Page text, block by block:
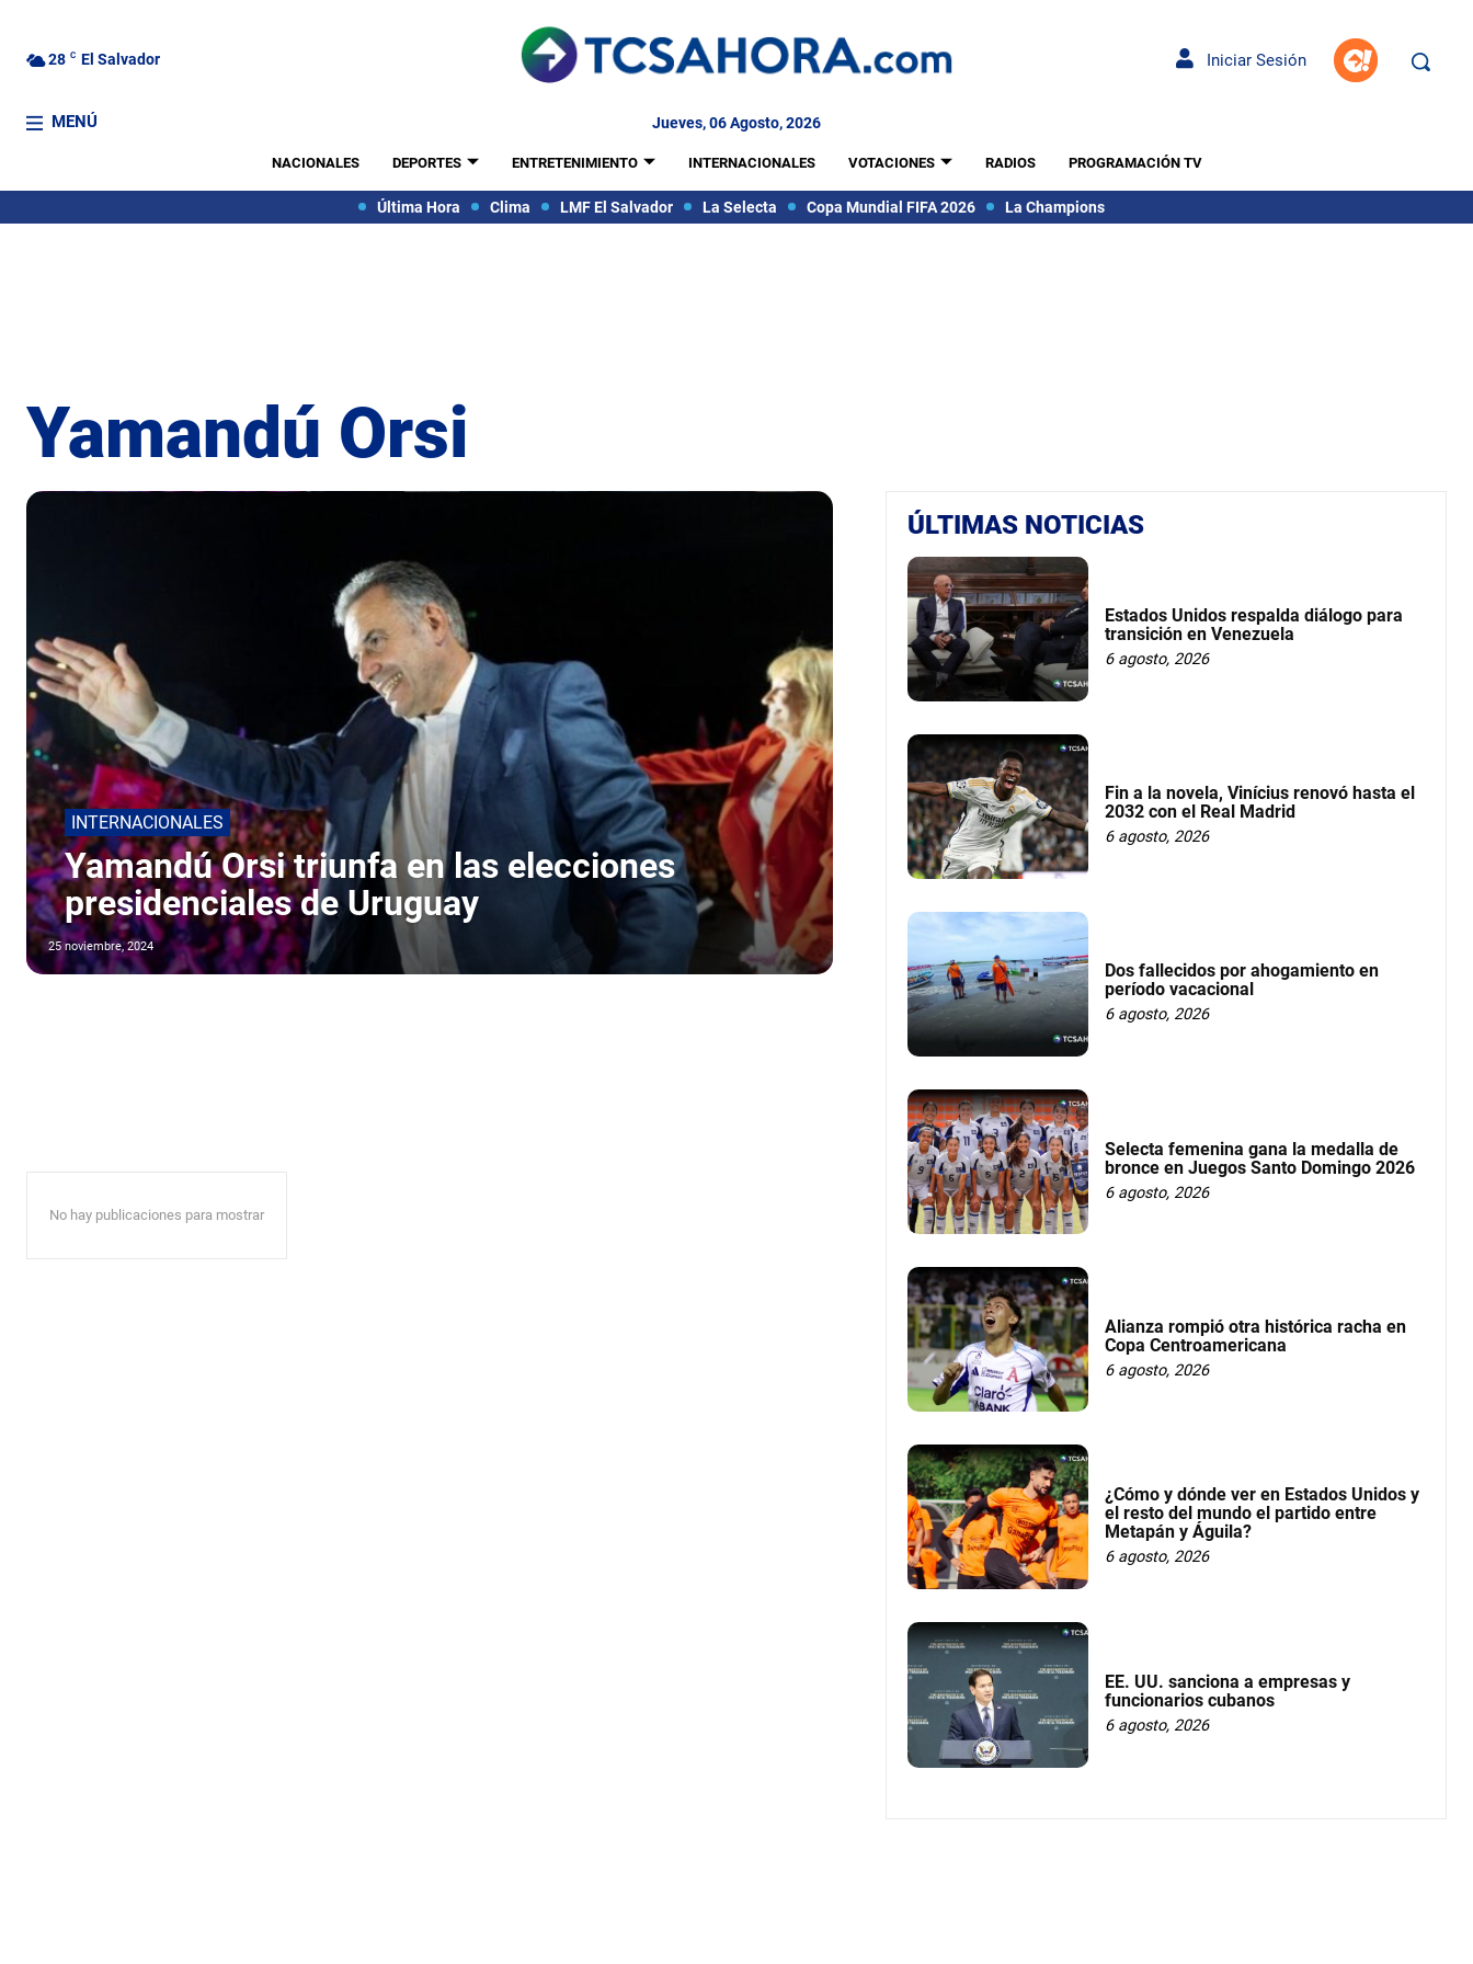
28 C El Salvador Iniciar Sesión
MENÚ Jueves, 06 Agosto, 2026
NACIONALES DEPORTES ENTRETENIMIENTO INTERNACIONALES VOTACIONES RADIOS PROGRAMACIÓN TV
Última Hora Clima LMF El Salvador La Selecta Copa Mundial FIFA 2026 La Champions
Yamandú Orsi
INTERNACIONALES
Yamandú Orsi triunfa en las elecciones
presidenciales de Uruguay
25 noviembre, 2024
No hay publicaciones para mostrar
ÚLTIMAS NOTICIAS
Estados Unidos respalda diálogo para
transición en Venezuela
6 agosto, 2026
Fin a la novela, Vinícius renovó hasta el
2032 con el Real Madrid
6 agosto, 2026
Dos fallecidos por ahogamiento en
período vacacional
6 agosto, 2026
Selecta femenina gana la medalla de
bronce en Juegos Santo Domingo 2026
6 agosto, 2026
Alianza rompió otra histórica racha en
Copa Centroamericana
6 agosto, 2026
¿Cómo y dónde ver en Estados Unidos y
el resto del mundo el partido entre
Metapán y Águila?
6 agosto, 2026
EE. UU. sanciona a empresas y
funcionarios cubanos
6 agosto, 2026